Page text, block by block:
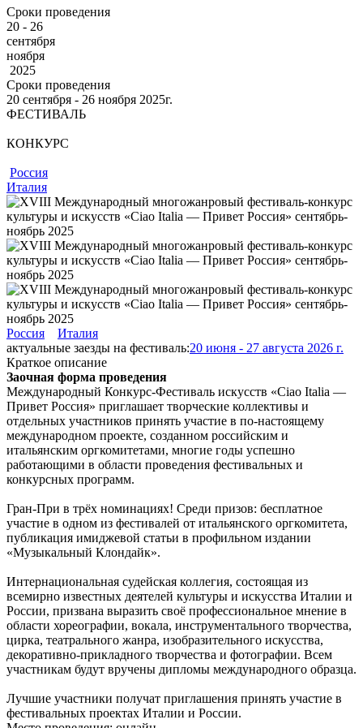
Сроки проведения
20 - 26
сентября
ноября
2025
Сроки проведения
20 сентября ‐ 26 ноября 2025г.
ФЕСТИВАЛЬ
КОНКУРС
Россия
Италия
Россия
Италия
актуальные заезды на фестиваль:20 июня - 27 августа 2026 г.
Краткое описание
Заочная форма проведения
Международный Конкурс-Фестиваль искусств «Ciao Italia —
Привет Россия» приглашает творческие коллективы и
отдельных участников принять участие в по-настоящему
международном проекте, созданном российским и
итальянским оргкомитетами, многие годы успешно
работающими в области проведения фестивальных и
конкурсных программ.
Гран-При в трёх номинациях! Среди призов: бесплатное
участие в одном из фестивалей от итальянского оргкомитета,
публикация имиджевой статьи в профильном издании
«Музыкальный Клондайк».
Интернациональная судейская коллегия, состоящая из
всемирно известных деятелей культуры и искусства Италии и
России, призвана выразить своё профессиональное мнение в
области хореографии, вокала, инструментального творчества,
цирка, театрального жанра, изобразительного искусства,
декоративно-прикладного творчества и фотографии. Всем
участникам будут вручены дипломы международного образца.
Лучшие участники получат приглашения принять участие в
фестивальных проектах Италии и России.